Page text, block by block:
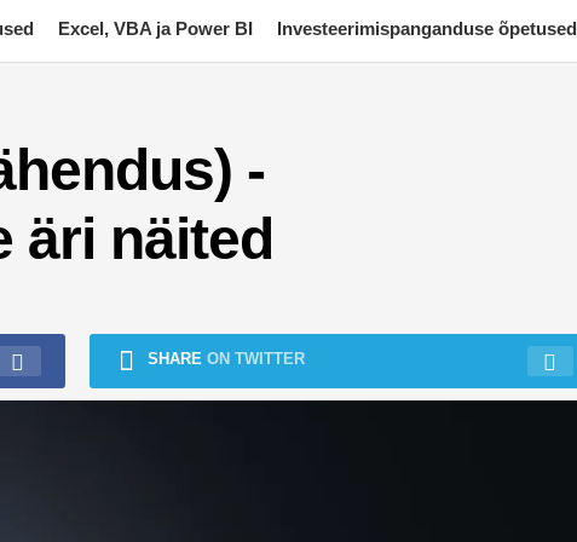
Excel, VBA ja Power BI Investeerimispanganduse õpetused
-
äri näited
SHARE ON TWITTER